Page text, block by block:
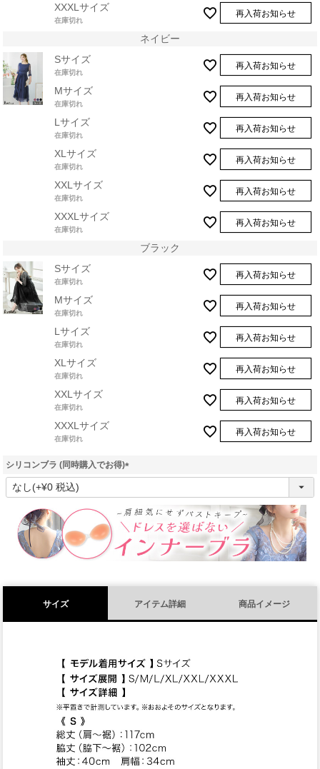
XXXLサイズ
在庫切れ
再入荷お知らせ
ネイビー
Sサイズ
在庫切れ
再入荷お知らせ
Mサイズ
在庫切れ
再入荷お知らせ
Lサイズ
在庫切れ
再入荷お知らせ
XLサイズ
在庫切れ
再入荷お知らせ
XXLサイズ
在庫切れ
再入荷お知らせ
XXXLサイズ
在庫切れ
再入荷お知らせ
ブラック
Sサイズ
在庫切れ
再入荷お知らせ
Mサイズ
在庫切れ
再入荷お知らせ
Lサイズ
在庫切れ
再入荷お知らせ
XLサイズ
在庫切れ
再入荷お知らせ
XXLサイズ
在庫切れ
再入荷お知らせ
XXXLサイズ
在庫切れ
再入荷お知らせ
シリコンブラ (同時購入でお得)
(
須
)
サイズ アイテム詳細 商品イメージ